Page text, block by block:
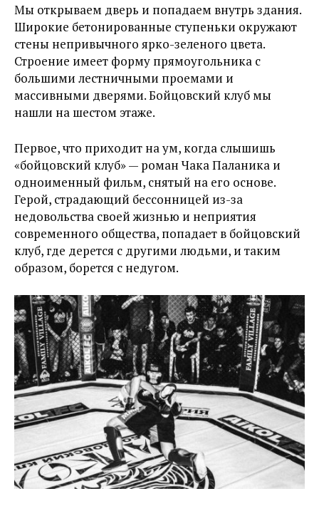
Мы открываем дверь и попадаем внутрь здания.
Широкие бетонированные ступеньки окружают
стены непривычного ярко-зеленого цвета.
Строение имеет форму прямоугольника с
большими лестничными проемами и
массивными дверями. Бойцовский клуб мы
нашли на шестом этаже.
Первое, что приходит на ум, когда слышишь
«бойцовский клуб» — роман Чака Паланика и
одноименный фильм, снятый на его основе.
Герой, страдающий бессонницей из-за
недовольства своей жизнью и неприятия
современного общества, попадает в бойцовский
клуб, где дерется с другими людьми, и таким
образом, борется с недугом.